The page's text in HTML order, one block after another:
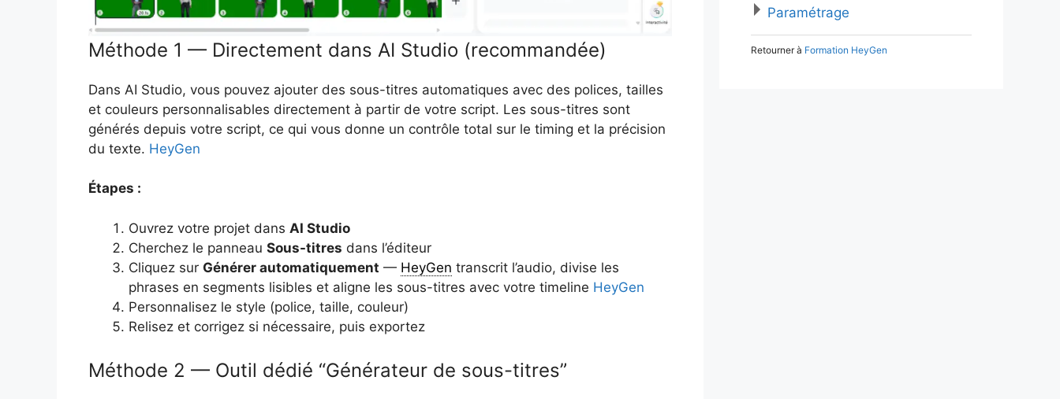
Méthode 1 — Directement dans AI Studio (recommandée)
Dans AI Studio, vous pouvez ajouter des sous-titres automatiques avec des polices, tailles
et couleurs personnalisables directement à partir de votre script. Les sous-titres sont
générés depuis votre script, ce qui vous donne un contrôle total sur le timing et la précision
du texte. HeyGen
Étapes :
Ouvrez votre projet dans AI Studio
Cherchez le panneau Sous-titres dans l’éditeur
Cliquez sur Générer automatiquement — HeyGen transcrit l’audio, divise les
phrases en segments lisibles et aligne les sous-titres avec votre timeline HeyGen
Personnalisez le style (police, taille, couleur)
Relisez et corrigez si nécessaire, puis exportez
Méthode 2 — Outil dédié “Générateur de sous-titres”
Paramétrage
Retourner à Formation HeyGen